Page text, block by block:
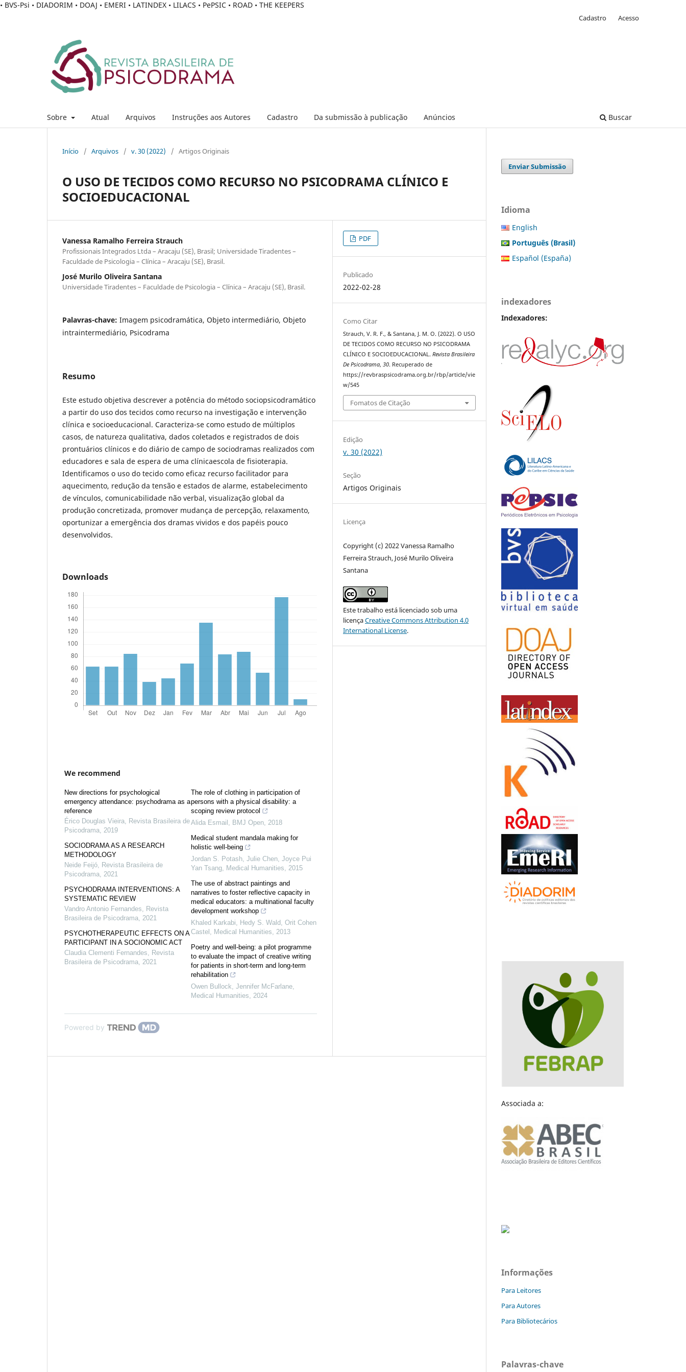
• BVS-Psi • DIADORIM • DOAJ • EMERI • LATINDEX • LILACS • PePSIC • ROAD • THE KEEPERS
Sobre Atual Arquivos Instruções aos Autores Cadastro Da submissão à publicação Anúncios Buscar
Cadastro Acesso
Início / Arquivos / v. 30 (2022) / Artigos Originais
O USO DE TECIDOS COMO RECURSO NO PSICODRAMA CLÍNICO E
SOCIOEDUCACIONAL
Vanessa Ramalho Ferreira Strauch
Profissionais Integrados Ltda – Aracaju (SE), Brasil; Universidade Tiradentes –
Faculdade de Psicologia – Clínica – Aracaju (SE), Brasil.
José Murilo Oliveira Santana
Universidade Tiradentes – Faculdade de Psicologia – Clínica – Aracaju (SE), Brasil.
Palavras-chave: Imagem psicodramática, Objeto intermediário, Objeto
intraintermediário, Psicodrama
Resumo
Este estudo objetiva descrever a potência do método sociopsicodramático
a partir do uso dos tecidos como recurso na investigação e intervenção
clínica e socioeducacional. Caracteriza-se como estudo de múltiplos
casos, de natureza qualitativa, dados coletados e registrados de dois
prontuários clínicos e do diário de campo de sociodramas realizados com
educadores e sala de espera de uma clínicaescola de fisioterapia.
Identificamos o uso do tecido como eficaz recurso facilitador para
aquecimento, redução da tensão e estados de alarme, estabelecimento
de vínculos, comunicabilidade não verbal, visualização global da
produção concretizada, promover mudança de percepção, relaxamento,
oportunizar a emergência dos dramas vividos e dos papéis pouco
desenvolvidos.
Downloads
We recommend
New directions for psychological
emergency attendance: psychodrama as a
reference
Érico Douglas Vieira
Revista Brasileira de
Psicodrama 2019
SOCIODRAMA AS A RESEARCH
METHODOLOGY
Neide Feijó
Revista Brasileira de
Psicodrama 2021
PSYCHODRAMA INTERVENTIONS: A
SYSTEMATIC REVIEW
Vandro Antonio Fernandes
Revista
Brasileira de Psicodrama 2021
PSYCHOTHERAPEUTIC EFFECTS ON A
PARTICIPANT IN A SOCIONOMIC ACT
Claudia Clementi Fernandes
Revista
Brasileira de Psicodrama 2021
The role of clothing in participation of
persons with a physical disability: a
scoping review protocol
Alida Esmail
BMJ Open, 2018
Medical student mandala making for
holistic well-being
Jordan S. Potash, Julie Chen, Joyce Pui
Yan Tsang, Medical Humanities
2015
The use of abstract paintings and
narratives to foster reflective capacity in
medical educators: a multinational faculty
development workshop
Khaled Karkabi, Hedy S. Wald, Orit Cohen
Castel
Medical Humanities
2013
Poetry and well-being: a pilot programme
to evaluate the impact of creative writing
for patients in short-term and long-term
rehabilitation
Owen Bullock, Jennifer McFarlane,
Medical Humanities
2024
Powered by
PDF
Publicado
2022-02-28
Como Citar
Strauch, V. R. F., & Santana, J. M. O. (2022). O USO
DE TECIDOS COMO RECURSO NO PSICODRAMA
CLÍNICO E SOCIOEDUCACIONAL.Revista Brasileira
De Psicodrama,30. Recuperado de
https://revbraspsicodrama.org.br/rbp/article/vie
w/545
Fomatos de Citação
Edição
v. 30 (2022)
Seção
Artigos Originais
Licença
Copyright (c) 2022 Vanessa Ramalho
Ferreira Strauch, José Murilo Oliveira
Santana
Este trabalho está licenciado sob uma
licençaCreative Commons Attribution 4.0
International License.
Enviar Submissão
Idioma
English
Português (Brasil)
Español (España)
indexadores
Indexadores:
Associada a:
Informações
Para Leitores
Para Autores
Para Bibliotecários
Palavras-chave